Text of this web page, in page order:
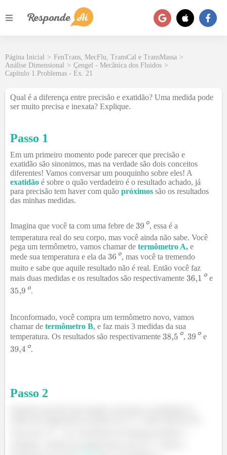
Página Inicial > FenTrans, MecFlu, TransCal e TransMassa >
Análise Dimensional > Çengel - Mecânica dos Fluidos >
Capítulo 1.Problemas - Ex. 21
Qual é a diferença entre precisão e exatidão? Uma medida pode
ser muito precisa e inexata? Explique.
Passo 1
Em um primeiro momento pode parecer que precisão e
exatidão são sinonimos, mas na verdade são dois conceitos
diferentes! Vamos conversar um pouquinho sobre eles! A
exatidão é sobre o quão verdadeiro é o resultado achado, já
para precisão tem haver com quão próximos são os resultados
das minhas medidas.
Imagina que você ta com uma febre de ℃
, essa é a
temperatura real do seu corpo, mas você ainda não sabe. Você
pega um termômetro, vamos chamar de termômetro A, e
mede sua temperatura e ela da
℃
, mas você ta tremendo
muito e sabe que aquile resultado não é real. Então você faz
mais duas medidas e os resultados são respectivamente
℃
e
℃.
Inconformado, você compra um termômetro novo, vamos
chamar de termômetro B, e faz mais 3 medidas da sua
temperatura. Os resultados são respectivamente
℃
, ℃
e
℃.
Passo 2